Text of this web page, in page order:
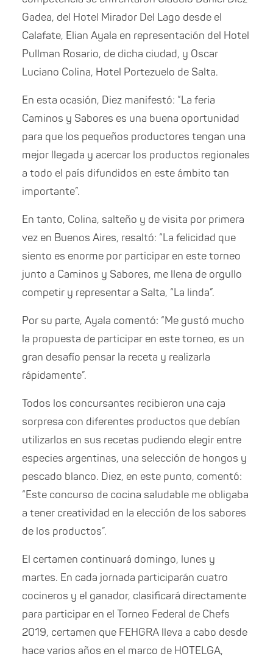
Gadea, del Hotel Mirador Del Lago desde el
Calafate, Elian Ayala en representación del Hotel
Pullman Rosario, de dicha ciudad, y Oscar
Luciano Colina, Hotel Portezuelo de Salta.
En esta ocasión, Diez manifestó: “La feria
Caminos y Sabores es una buena oportunidad
para que los pequeños productores tengan una
mejor llegada y acercar los productos regionales
a todo el país difundidos en este ámbito tan
importante”.
En tanto, Colina, salteño y de visita por primera
vez en Buenos Aires, resaltó: “La felicidad que
siento es enorme por participar en este torneo
junto a Caminos y Sabores, me llena de orgullo
competir y representar a Salta, “La linda”.
Por su parte, Ayala comentó: “Me gustó mucho
la propuesta de participar en este torneo, es un
gran desafío pensar la receta y realizarla
rápidamente”.
Todos los concursantes recibieron una caja
sorpresa con diferentes productos que debían
utilizarlos en sus recetas pudiendo elegir entre
especies argentinas, una selección de hongos y
pescado blanco. Diez, en este punto, comentó:
“Este concurso de cocina saludable me obligaba
a tener creatividad en la elección de los sabores
de los productos”.
El certamen continuará domingo, lunes y
martes. En cada jornada participarán cuatro
cocineros y el ganador, clasificará directamente
para participar en el Torneo Federal de Chefs
2019, certamen que FEHGRA lleva a cabo desde
hace varios años en el marco de HOTELGA,